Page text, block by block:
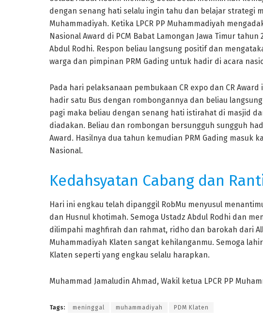
dengan senang hati selalu ingin tahu dan belajar strategi
Muhammadiyah. Ketika LPCR PP Muhammadiyah
Nasional Award di PCM Babat Lamongan Jawa Timur
Abdul Rodhi. Respon beliau langsung positif dan
warga dan pimpinan PRM Gading untuk hadir di acara
Pada hari pelaksanaan pembukaan CR expo dan CR
hadir satu Bus dengan rombongannya dan beliau
pagi maka beliau dengan senang hati istirahat di masjid
diadakan. Beliau dan rombongan bersungguh sungguh
Award. Hasilnya dua tahun kemudian PRM Gading masuk
Nasional.
Kedahsyatan Cabang dan
Hari ini engkau telah dipanggil RobMu menyusul
dan Husnul khotimah. Semoga Ustadz Abdul Rodhi dan
dilimpahi maghfirah dan rahmat, ridho dan barokah dari
Muhammadiyah Klaten sangat kehilanganmu. Semoga
Klaten seperti yang engkau selalu harapkan.
Muhammad Jamaludin Ahmad, Wakil ketua LPCR PP
Tags: meninggal muhammadiyah PDM Klaten